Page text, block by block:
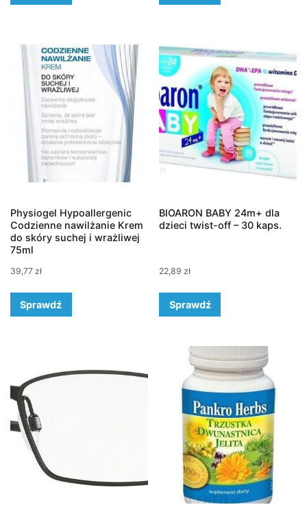
Physiogel Hypoallergenic
Codzienne nawilżanie Krem
do skóry suchej i wrażliwej
75ml
39,77 zł
Sprawdź
BIOARON BABY 24m+ dla
dzieci twist-off – 30 kaps.
22,89 zł
Sprawdź